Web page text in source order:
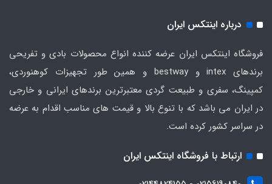
درباره اینتکس ایران
فروشگاه اینتکس ایران عرضه کننده انواع محصولات بادی و تفریحی
برندهای intex و bestway و همین طور تجهیزات کوهنوردی،
کمپینگ، سفری و طبیعت گردی معتبرترین برندهای ایرانی و خارجی
در ایران می باشد که با تنوع بالا و قیمت های مناسب اقدام به عرضه
در سراسر کشور کرده است.
ارتباط با فروشگاه اینتکس ایران